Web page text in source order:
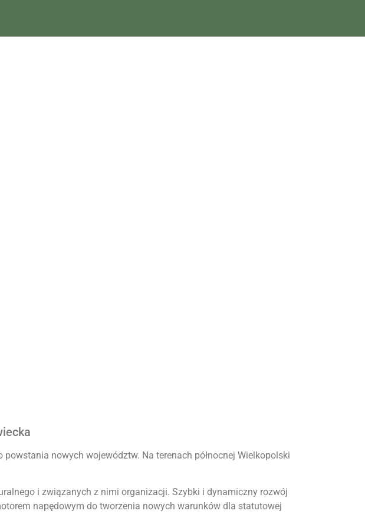
nowych województw. Na terenach północnej Wielkopolski
i związanych z nimi organizacji. Szybki i dynamiczny rozwój
napędowym do tworzenia nowych warunków dla statutowej